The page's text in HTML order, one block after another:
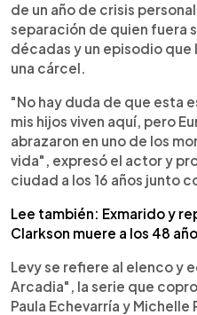
de un año de crisis
separación de quien fuera
décadas y un episodio que
una cárcel.
"No hay duda de que esta
mis hijos viven aquí, pero
abrazaron en uno de los
vida", expresó el actor y
ciudad a los 16 años junto
Lee también: Exmarido y
Clarkson muere a los 48
Levy se refiere al elenco y
Arcadia", la serie que
Paula Echevarría y Michelle